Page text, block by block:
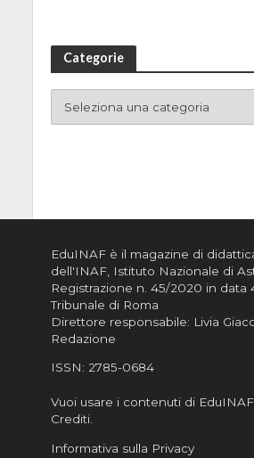
Categorie
EduINAF è il magazine di
dell'INAF, Istituto Nazionale di
Registrazione n. 45/2020 in data
Tribunale di Roma
Direttore responsabile: Livia
Redazione
ISSN: 2785-0684
Vuoi usare i contenuti di
Crediti.
Informativa sulla Privacy